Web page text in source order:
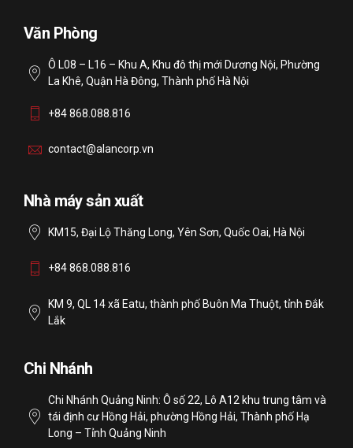
Văn Phòng
Ô L08 – L16 – Khu A, Khu đô thị mới Dương Nội, Phường
La Khê, Quận Hà Đông, Thành phố Hà Nội
+84 868.088.816
contact@alancorp.vn
Nhà máy sản xuất
KM15, Đại Lộ Thăng Long, Yên Sơn, Quốc Oai, Hà Nội
+84 868.088.816
KM 9, QL 14 xã Eatu, thành phố Buôn Ma Thuột, tỉnh Đắk
Lắk
Chi Nhánh
Chi Nhánh Quảng Ninh: Ô số 22, Lô A12 khu trung tâm và
tái định cư Hồng Hải, phường Hồng Hải, Thành phố Hạ
Long – Tỉnh Quảng Ninh